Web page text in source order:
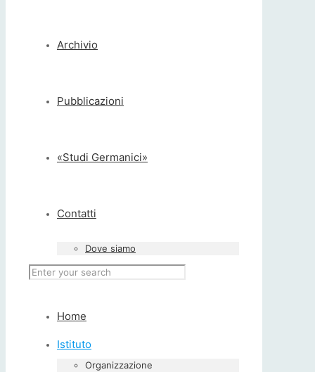
Archivio
Pubblicazioni
«Studi Germanici»
Contatti
Dove siamo
Home
Istituto
Organizzazione